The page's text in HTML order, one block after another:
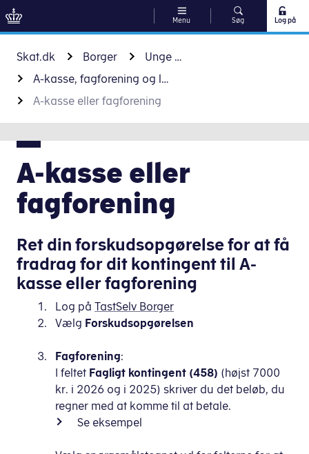
Gå til indhold
Menu Søg Log på
Skat.dk Borger
Unge og skat: Gør-det-selv-guide til din skat
A-kasse, fagforening og ledighed
A-kasse eller fagforening
A-kasse eller
fagforening
Ret din forskudsopgørelse for at få
fradrag for dit kontingent til A-
kasse eller fagforening
Log på TastSelv Borger
Vælg Forskudsopgørelsen
Fagforening:
I feltet Fagligt kontingent (458) (højst 7000
kr. i 2026 og i 2025) skriver du det beløb, du
regner med at komme til at betale.
Se eksempel